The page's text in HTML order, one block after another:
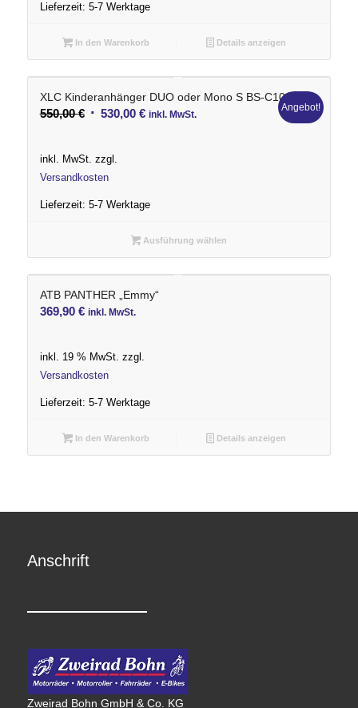
Lieferzeit: 5-7 Werktage
In den Warenkorb Details anzeigen
XLC Kinderanhänger DUO oder Mono S BS-C10
550,00€ Ursprünglicher
530,00 €Aktueller
inkl. MwSt.
Angebot!
inkl. MwSt. zzgl.
Versandkosten
Lieferzeit: 5-7 Werktage
Ausführung wählen
ATB PANTHER „Emmy“
369,90 € inkl. MwSt.
inkl. 19 % MwSt. zzgl.
Versandkosten
Lieferzeit: 5-7 Werktage
In den Warenkorb Details anzeigen
Anschrift
Zweirad Bohn GmbH & Co. KG